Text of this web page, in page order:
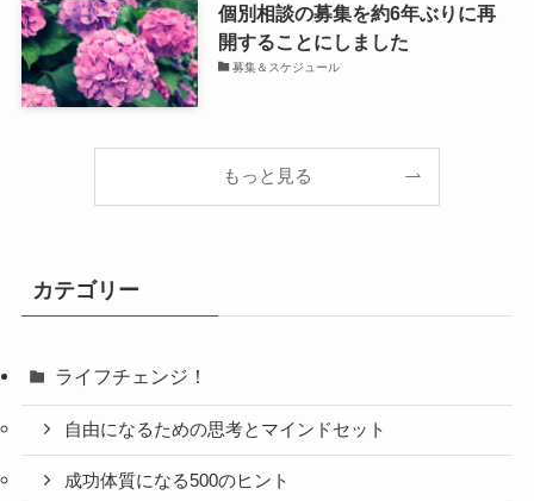
個別相談の募集を約6年ぶりに再
開することにしました
募集＆スケジュール
もっと見る
カテゴリー
ライフチェンジ！
自由になるための思考とマインドセット
成功体質になる500のヒント